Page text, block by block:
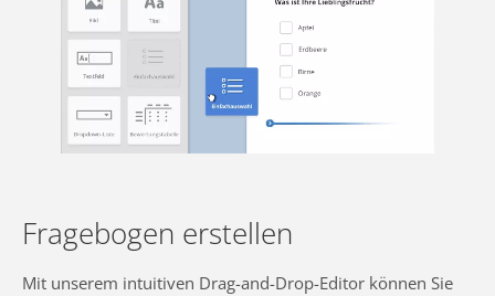
Fragebogen erstellen
Mit unserem intuitiven Drag-and-Drop-Editor können Sie